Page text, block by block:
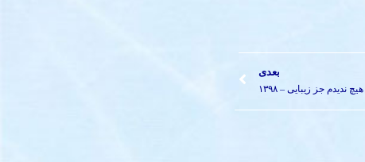
بعدی
هیچ ندیدم جز زیبایی – ۱۳۹۸